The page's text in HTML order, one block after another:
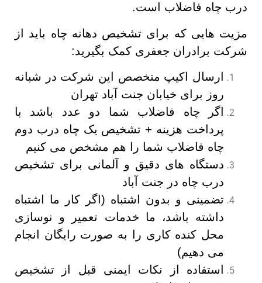
درب چاه فاضلاب است.
مزیت هایی که برای تشخیص دهانه چاه باید از
شرکت برادران جعفری کمک بگیرید:
ارسال اکیپ متخصص این شرکت در شبانه
روز برای خیابان جنت آباد تهران
اگر چاه فاضلاب شما دو عدد باشد با
پرداخت هزینه + تشخیص یک چاه درب دوم
چاه فاضلاب شما را هم مشخص می کنیم
دستگاه های دقیق و آلمانی برای تشخیص
درب چاه در جنت آباد
تضمینی و بدون اشتباه (اگر کار ما اشتباه
داشته باشد، ما خدمات تعمیر و نوسازی
محل کنده کاری را به صورت رایگان انجام
می دهیم)
استفاده از نکات ایمنی قبل از تشخیص